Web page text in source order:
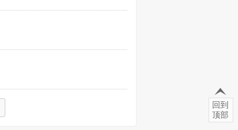
回到
顶部